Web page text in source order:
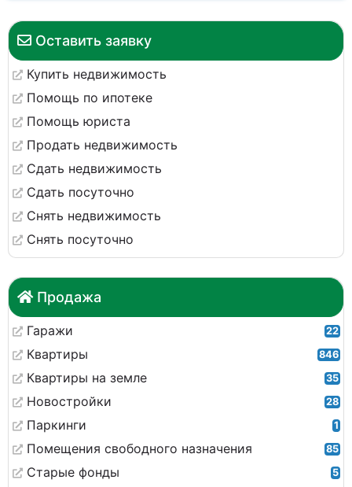
Оставить заявку
Купить недвижимость
Помощь по ипотеке
Помощь юриста
Продать недвижимость
Сдать недвижимость
Сдать посуточно
Снять недвижимость
Снять посуточно
Продажа
Гаражи 22
Квартиры 846
Квартиры на земле 35
Новостройки 28
Паркинги 1
Помещения свободного назначения 85
Старые фонды 5